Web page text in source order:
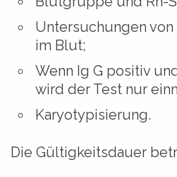
Untersuchungen von
im Blut;
Wenn Ig G positiv
wird der Test nur
Karyotypisierung.
Die Gültigkeitsdauer